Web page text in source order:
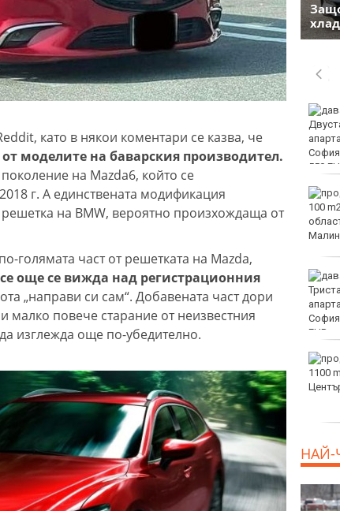
като в някои коментари се казва, че
моделите на баварския производител.
на Mazda6, който се
г. А единствената модификация
на BMW, вероятно произхождаща от
голямата част от решетката на Mazda,
още се вижда над регистрационния
„направи си сам“. Добавената част дори
малко повече старание от неизвестния
изглежда още по-убедително.
във Варненско
Вечерен крос ще се
Морската градина на
Тази събота: откриват
дивеч
Атлетик (Провадия) за
Аматьорската купа
НАЙ-